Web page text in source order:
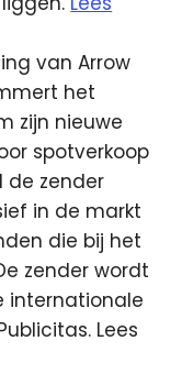
van Arrow
het
zijn nieuwe
spotverkoop
de zender
in de markt
die bij het
zender wordt
internationale
Lees